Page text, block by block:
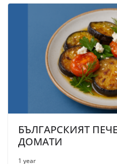
БЪЛГАРСКИЯТ
ДОМАТИ
1 year